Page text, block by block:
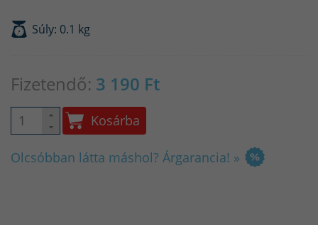
Súly: 0.1 kg
Fizetendő: 3 190 Ft
Kosárba
Olcsóbban látta máshol? Árgarancia! »